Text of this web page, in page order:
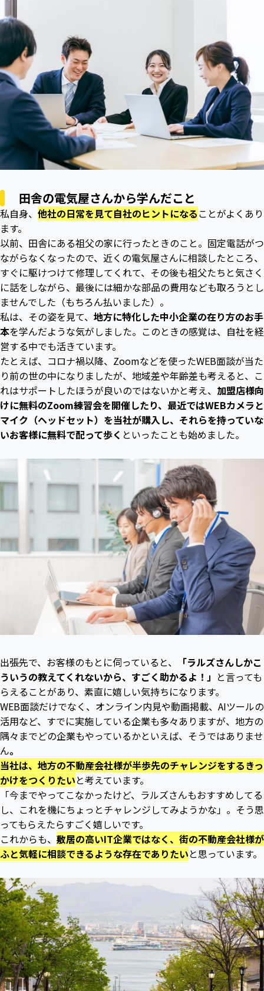
田舎の電気屋さんから学んだこと
私自身、 他社の日常を見て自社のヒントになることがよくあり
ます。
以前、田舎にある祖父の家に行ったときのこと。固定電話がつ
ながらなくなったので、近くの電気屋さんに相談したところ、
すぐに駆けつけて修理してくれて、その後も祖父たちと気さく
に話をしながら、最後には細かな部品の費用なども取ろうとし
ませんでした（もちろん払いました）。
私は、その姿を見て、 地方に特化した中小企業の在り方のお手
本を学んだような気がしました。このときの感覚は、自社を経
営する中でも活きています。
たとえば、コロナ禍以降、Zoomなどを使ったWEB面談が当た
り前の世の中になりましたが、地域差や年齢差も考えると、こ
れはサポートしたほうが良いのではないかと考え、 加盟店様向
けに無料のZoom練習会を開催したり、最近ではWEBカメラと
マイク（ヘッドセット）を当社が購入し、それらを持っていな
いお客様に無料で配って歩く といったことも始めました。
出張先で、お客様のもとに伺っていると、
「ラルズさんしかこ
ういうの教えてくれないから、すごく助かるよ！」 と言っても
らえることがあり、素直に嬉しい気持ちになります。
WEB面談だけでなく、オンライン内見や動画掲載、AIツールの
活用など、すでに実施している企業も多々ありますが、地方の
隅々までどの企業もやっているかといえば、そうではありませ
ん。
当社は、地方の不動産会社様が半歩先のチャレンジをするきっ
かけをつくりたいと考えています。
「今までやってこなかったけど、ラルズさんもおすすめしてる
し、これを機にちょっとチャレンジしてみようかな」。そう思
ってもらえたらすごく嬉しいです。
これからも、 敷居の高いIT企業ではなく、街の不動産会社様が
ふと気軽に相談できるような存在でありたいと思っています。